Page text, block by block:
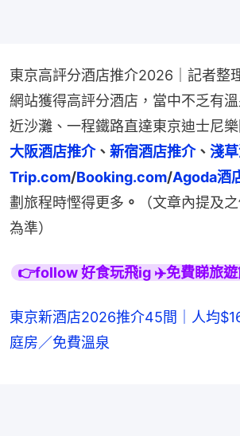
東京高評分酒店推介2026｜記者整
網站獲得高評分酒店，當中不乏有
近沙灘、一程鐵路直達東京迪士尼
大阪酒店推介、 新宿酒店推介、 淺
Trip.com/Booking.com/Agoda酒
劃旅程時慳得更多 。
（文章內提及
為準）
👉follow 好食玩飛ig ✈️免費睇旅遊
東京新酒店2026推介45間｜人均
庭房／免費溫泉